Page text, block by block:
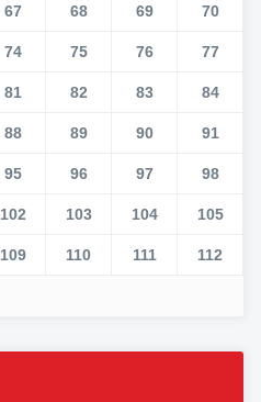
67 68 69 70
74 75 76 77
81 82 83 84
88 89 90 91
95 96 97 98
102 103 104 105
109 110 111 112